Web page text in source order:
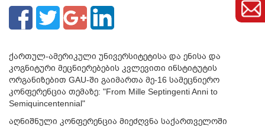
ქართულ-ამერიკული უნივერსიტეტისა და ენისა და
კოგნიტური მეცნიერებების კვლევითი ინსტიტუტის
ორგანიზებით GAU-ში გაიმართა მე-16 სამეცნიერო
კონფერენცია თემაზე: "From Mille Septingenti Anni to
Semiquincentennial"
აღნიშნული კონფერენცია მიეძღვნა საქართველოში